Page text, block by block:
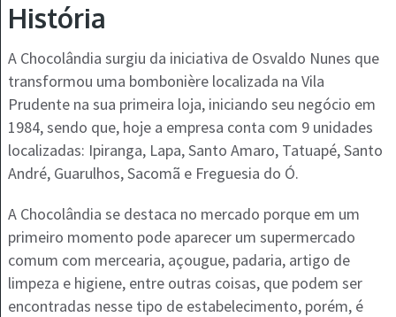
História
A Chocolândia surgiu da iniciativa de Osvaldo Nunes que
transformou uma bombonière localizada na Vila
Prudente na sua primeira loja, iniciando seu negócio em
1984, sendo que, hoje a empresa conta com 9 unidades
localizadas: Ipiranga, Lapa, Santo Amaro, Tatuapé, Santo
André, Guarulhos, Sacomã e Freguesia do Ó.
A Chocolândia se destaca no mercado porque em um
primeiro momento pode aparecer um supermercado
comum com mercearia, açougue, padaria, artigo de
limpeza e higiene, entre outras coisas, que podem ser
encontradas nesse tipo de estabelecimento, porém, é